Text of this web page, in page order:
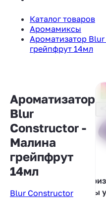
Каталог товаров
Аромамиксы
Ароматизатор
грейпфрут 14мл
Ароматизатор
Blur
Constructor -
Малина
грейпфрут
14мл
Blur Constructor
чтобы